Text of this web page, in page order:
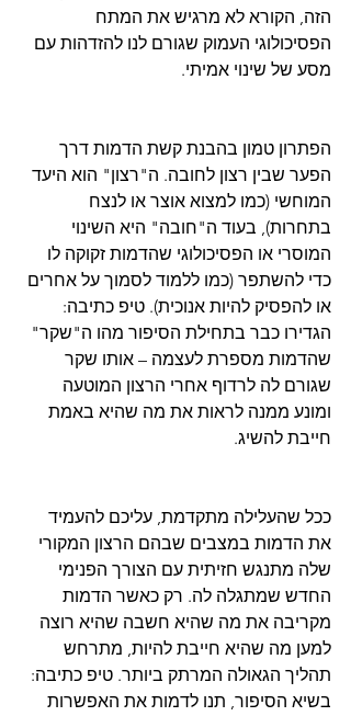
הזה, הקורא לא מרגיש את המתח
הפסיכולוגי העמוק שגורם לנו להזדהות עם
הפתרון טמון בהבנת קשת הדמות דרך
הפער שבין רצון לחובה. ה"רצון" הוא היעד
המוחשי (כמו למצוא אוצר או לנצח
בתחרות), בעוד ה"חובה" היא השינוי
המוסרי או הפסיכולוגי שהדמות זקוקה לו
כדי להשתפר (כמו ללמוד לסמוך על אחרים
או להפסיק להיות אנוכית). טיפ כתיבה:
הגדירו כבר בתחילת הסיפור מהו ה"שקר"
שהדמות מספרת לעצמה – אותו שקר
שגורם לה לרדוף אחרי הרצון המוטעה
ומונע ממנה לראות את מה שהיא באמת
ככל שהעלילה מתקדמת, עליכם להעמיד
את הדמות במצבים שבהם הרצון המקורי
שלה מתנגש חזיתית עם הצורך הפנימי
החדש שמתגלה לה. רק כאשר הדמות
מקריבה את מה שהיא חשבה שהיא רוצה
למען מה שהיא חייבת להיות, מתרחש
תהליך הגאולה המרתק ביותר. טיפ כתיבה:
בשיא הסיפור, תנו לדמות את האפשרות